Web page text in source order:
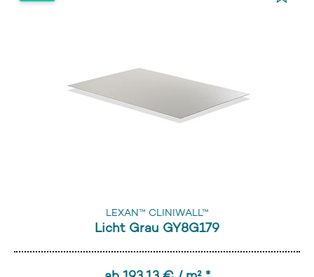
LEXAN™ CLINIWALL™
Licht Grau GY8G179